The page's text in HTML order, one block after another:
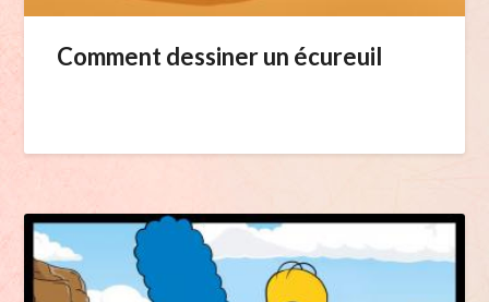
Comment dessiner un écureuil